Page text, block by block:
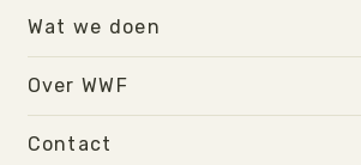
Wat we doen
Over WWF
Contact